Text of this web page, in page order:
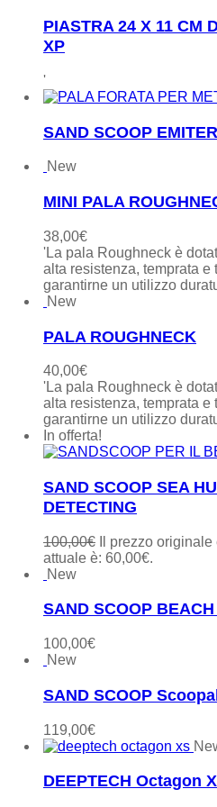
PIASTRA 24 X 11 CM
XP
'
SAND SCOOP
New
MINI PALA
38,00€
'La pala Roughneck è
alta resistenza, temprata e
garantirne un utilizzo
New
PALA ROUGHNECK
40,00€
'La pala Roughneck è
alta resistenza, temprata e
garantirne un utilizzo
In offerta!
SAND SCOOP SEA
DETECTING
100,00€ Il prezzo
attuale è: 60,00€.
New
SAND SCOOP
100,00€
New
SAND SCOOP
119,00€
DEEPTECH Octagon